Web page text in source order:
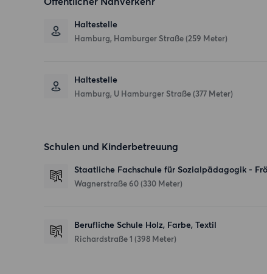
Haltestelle
Hamburg, Hamburger Straße (259 Meter)
Haltestelle
Hamburg, U Hamburger Straße (377 Meter)
Schulen und Kinderbetreuung
Staatliche Fachschule für Sozialpädagogik -
Wagnerstraße 60 (330 Meter)
Berufliche Schule Holz, Farbe, Textil
Richardstraße 1 (398 Meter)